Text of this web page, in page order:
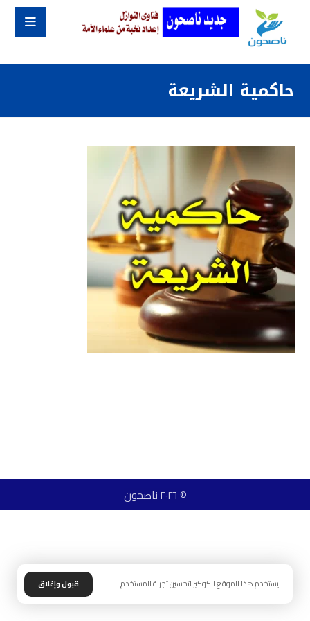
حاكمية الشريعة
© ٢٠٢٦ ناصحون
يستخدم هذا الموقع الكوكيز لتحسين تجربة المستخدم. قبول وإغلاق